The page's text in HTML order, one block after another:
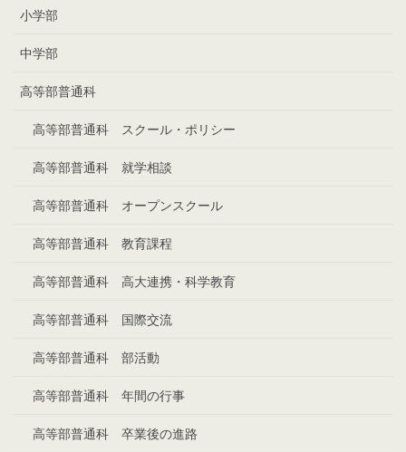
小学部
中学部
高等部普通科
高等部普通科 スクール・ポリシー
高等部普通科 就学相談
高等部普通科 オープンスクール
高等部普通科 教育課程
高等部普通科 高大連携・科学教育
高等部普通科 国際交流
高等部普通科 部活動
高等部普通科 年間の行事
高等部普通科 卒業後の進路